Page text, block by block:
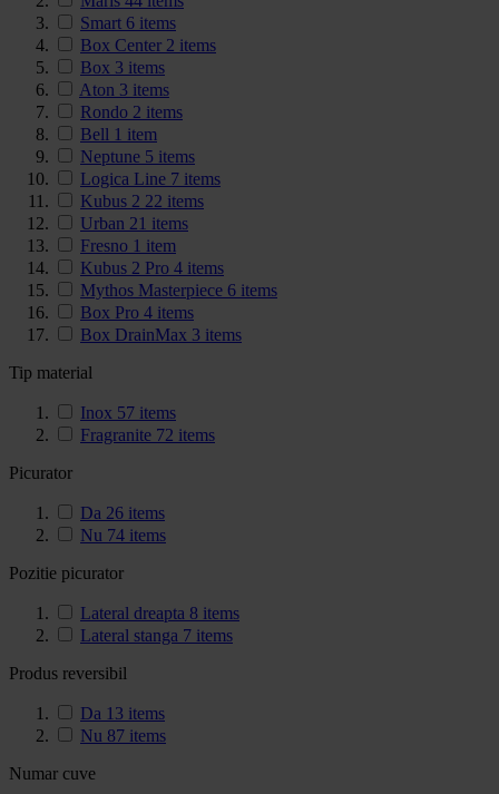
Smart 6 items
Box Center 2 items
Box 3 items
Aton 3 items
Rondo 2 items
Bell 1 item
Neptune 5 items
Logica Line 7 items
Kubus 2 22 items
Urban 21 items
Fresno 1 item
Kubus 2 Pro 4 items
Mythos Masterpiece 6 items
Box Pro 4 items
Box DrainMax 3 items
Tip material
Inox 57 items
Fragranite 72 items
Picurator
Da 26 items
Nu 74 items
Pozitie picurator
Lateral dreapta 8 items
Lateral stanga 7 items
Produs reversibil
Da 13 items
Nu 87 items
Numar cuve